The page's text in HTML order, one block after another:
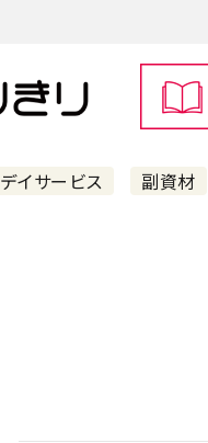
デイサービス 副資材